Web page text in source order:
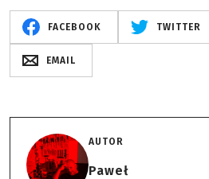
FACEBOOK TWITTER
EMAIL
AUTOR
Paweł